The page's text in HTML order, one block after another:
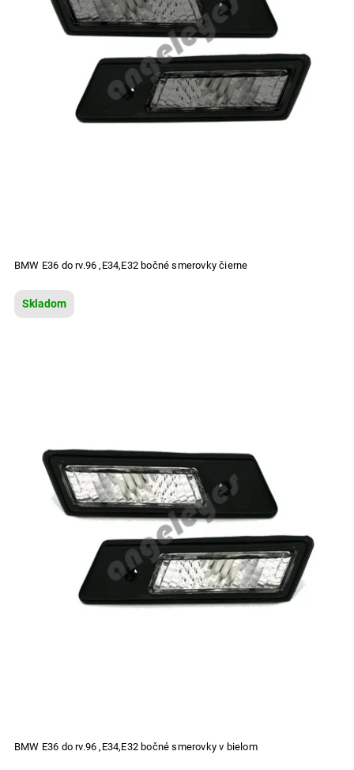
BMW E36 do rv.96 ,E34,E32 bočné smerovky čierne
Skladom
BMW E36 do rv.96 ,E34,E32 bočné smerovky v bielom